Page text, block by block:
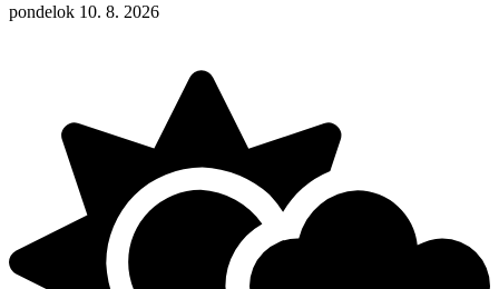
pondelok 10. 8. 2026